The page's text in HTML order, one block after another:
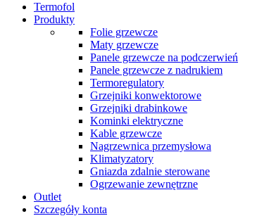
Termofol
Produkty
Folie grzewcze
Maty grzewcze
Panele grzewcze na podczerwień
Panele grzewcze z nadrukiem
Termoregulatory
Grzejniki konwektorowe
Grzejniki drabinkowe
Kominki elektryczne
Kable grzewcze
Nagrzewnica przemysłowa
Klimatyzatory
Gniazda zdalnie sterowane
Ogrzewanie zewnętrzne
Outlet
Szczegóły konta